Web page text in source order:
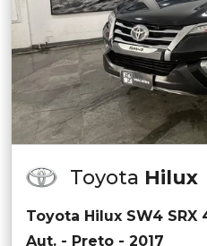
Toyota Hilux
Toyota Hilux SW4 SRX
Aut. - Preto - 2017